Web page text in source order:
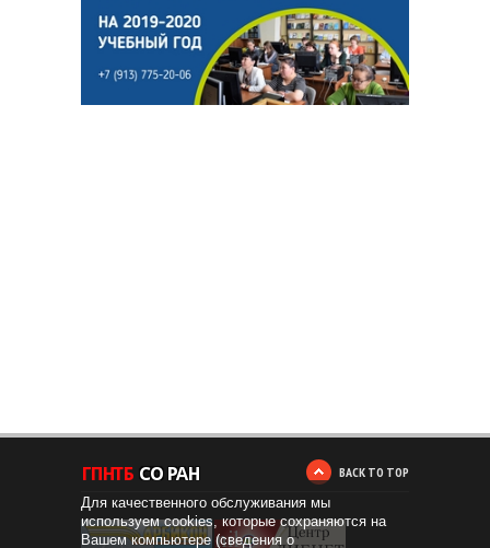
BACK TO TOP
Для качественного обслуживания мы
используем cookies, которые сохраняются на
Вашем компьютере (сведения о